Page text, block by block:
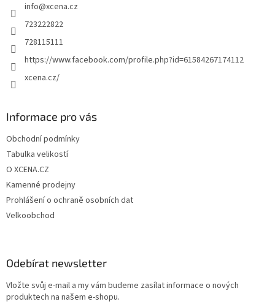
info@xcena.cz
723222822
728115111
https://www.facebook.com/profile.php?id=61584267174112
xcena.cz/
Informace pro vás
Obchodní podmínky
Tabulka velikostí
O XCENA.CZ
Kamenné prodejny
Prohlášení o ochraně osobních dat
Velkoobchod
Odebírat newsletter
Vložte svůj e-mail a my vám budeme zasílat informace o nových
produktech na našem e-shopu.